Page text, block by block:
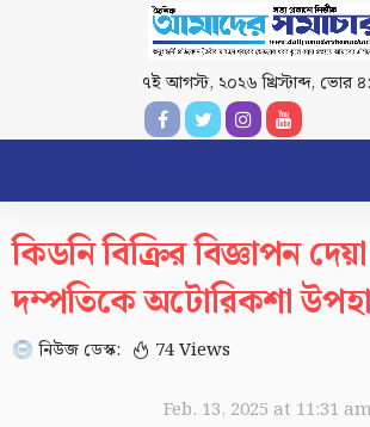
৭ই আগস্ট, ২০২৬ খ্রিস্টাব্দ, ভোর
কিডনি বিক্রির বিজ্ঞাপন
দম্পতিকে অটোরিকশা
নিউজ ডেস্ক: 74 Views
Feb. 13, 2025 at 11:31 am